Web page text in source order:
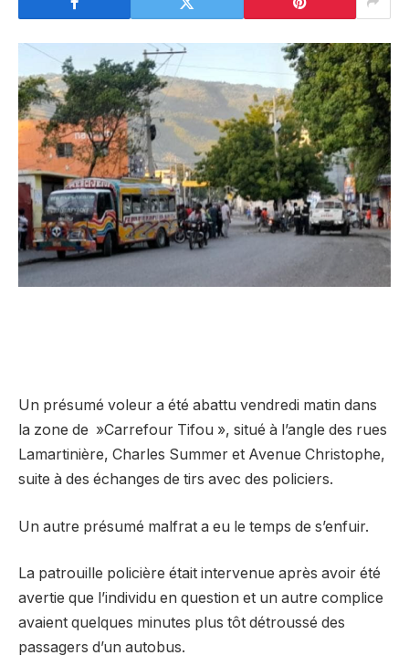
Un présumé voleur a été abattu vendredi matin dans
la zone de »Carrefour Tifou », situé à l’angle des rues
Lamartinière, Charles Summer et Avenue Christophe,
suite à des échanges de tirs avec des policiers.
Un autre présumé malfrat a eu le temps de s’enfuir.
La patrouille policière était intervenue après avoir été
avertie que l’individu en question et un autre complice
avaient quelques minutes plus tôt détroussé des
passagers d’un autobus.